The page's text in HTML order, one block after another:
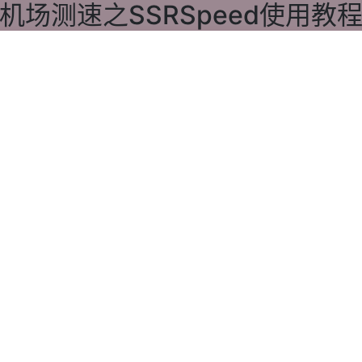
机场测速之SSRSpeed使用教程